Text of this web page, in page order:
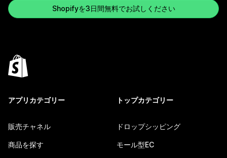
Shopifyを3日間無料でお試しください
アプリカテゴリー
販売チャネル
商品を探す
トップカテゴリー
ドロップシッピング
モール型EC